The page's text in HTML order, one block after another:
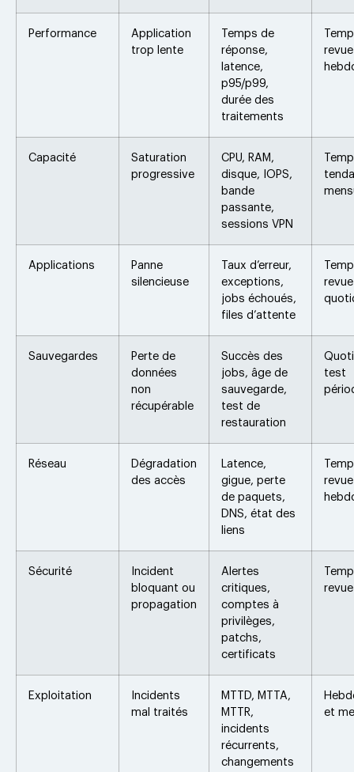
Performance
Application
trop lente
Temps de
réponse,
latence,
p95/p99,
durée des
traitements
revue
Capacité
Saturation
progressive
CPU, RAM,
disque, IOPS,
bande
passante,
sessions VPN
Applications
Panne
silencieuse
Taux d’erreur,
exceptions,
jobs échoués,
files d’attente
revue
Sauvegardes
Perte de
données
non
récupérable
Succès des
jobs, âge de
sauvegarde,
test de
restauration
test
Réseau
Dégradation
des accès
Latence,
gigue, perte
de paquets,
DNS, état des
liens
revue
Sécurité
Incident
bloquant ou
propagation
Alertes
critiques,
comptes à
privilèges,
patchs,
certificats
Exploitation
Incidents
mal traités
MTTD, MTTA,
MTTR,
incidents
récurrents,
changements
et